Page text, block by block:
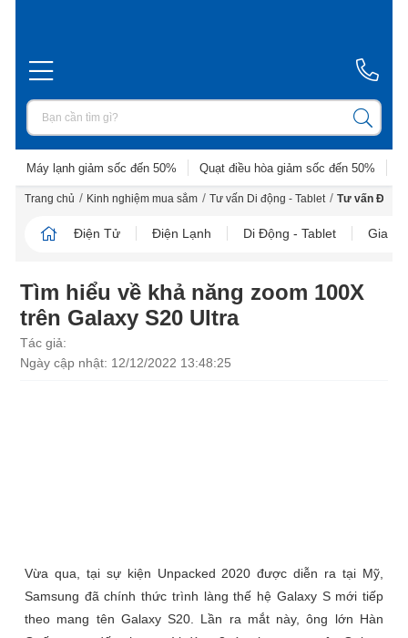
Máy lạnh giảm sốc đến 50% Quạt điều hòa giảm sốc đến 50%
Trang chủ / Kinh nghiệm mua sắm / Tư vấn Di động - Tablet / Tư vấn Điện
Điện Tử Điện Lạnh Di Động - Tablet Gia
Tìm hiểu về khả năng zoom 100X
trên Galaxy S20 Ultra
Tác giả:
Ngày cập nhật: 12/12/2022 13:48:25
Vừa qua, tại sự kiện Unpacked 2020 được diễn ra tại Mỹ,
Samsung đã chính thức trình làng thế hệ Galaxy S mới tiếp
theo mang tên Galaxy S20. Lần ra mắt này, ông lớn Hàn